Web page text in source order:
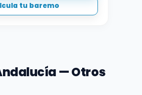
tu baremo
— Otros